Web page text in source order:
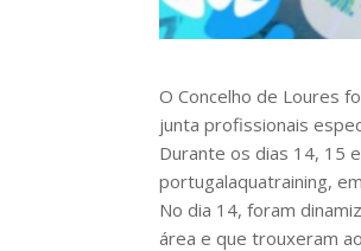
O Concelho de Loures
junta profissionais
Durante os dias 14, 15
portugalaquatraining,
No dia 14, foram
área e que trouxeram